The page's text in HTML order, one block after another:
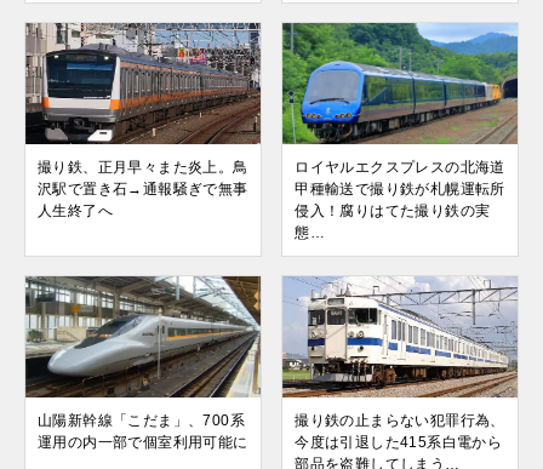
撮り鉄、正月早々また炎上。鳥
沢駅で置き石→通報騒ぎで無事
人生終了へ
ロイヤルエクスプレスの北海道
甲種輸送で撮り鉄が札幌運転所
侵入！腐りはてた撮り鉄の実
態…
山陽新幹線「こだま」、700系
運用の内一部で個室利用可能に
撮り鉄の止まらない犯罪行為、
今度は引退した415系白電から
部品を盗難してしまう…